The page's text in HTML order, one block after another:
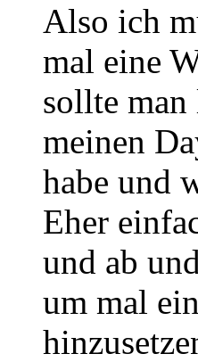
Also ich
mal eine
sollte man
meinen
habe und
Eher
und ab
um mal